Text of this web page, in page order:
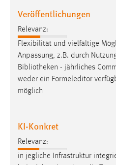
Veröffentlichungen
Relevanz:
Flexibilität und vielfältige
Anpassung, z.B. durch
Bibliotheken - jährliches
weder ein Formeleditor
möglich
KI-Konkret
Relevanz:
in jegliche Infrastruktur
einloggen zu können.
Cookie Laufzeit:
24 Stunden
STATISTIK
Statistik Cookies erfassen
Matomo
Name: